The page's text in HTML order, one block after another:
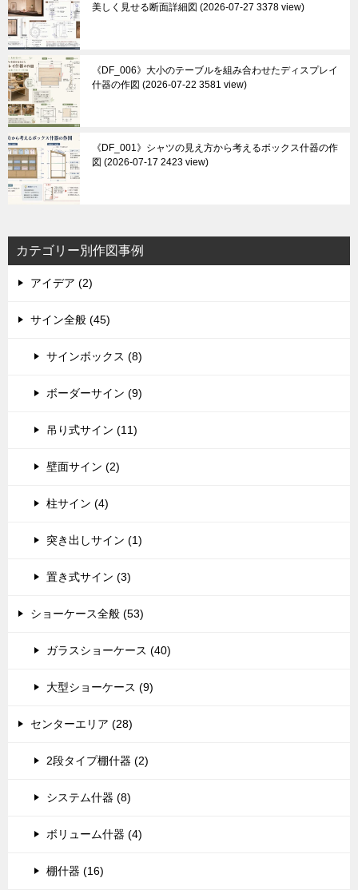
美しく見せる断面詳細図
2026-07-27 3378 view
《DF_006》大小のテーブルを組み合わせたディスプレイ
什器の作図
2026-07-22 3581 view
《DF_001》シャツの見え方から考えるボックス什器の作
図
2026-07-17 2423 view
カテゴリー別作図事例
アイデア (2)
サイン全般 (45)
サインボックス (8)
ボーダーサイン (9)
吊り式サイン (11)
壁面サイン (2)
柱サイン (4)
突き出しサイン (1)
置き式サイン (3)
ショーケース全般 (53)
ガラスショーケース (40)
大型ショーケース (9)
センターエリア (28)
2段タイプ棚什器 (2)
システム什器 (8)
ボリューム什器 (4)
棚什器 (16)